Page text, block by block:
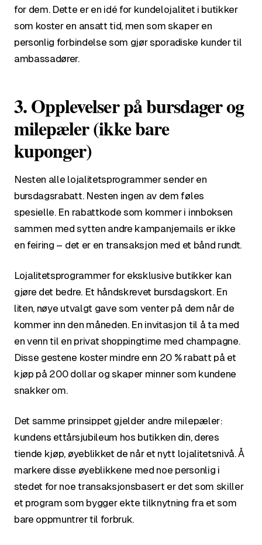
for dem. Dette er en idé for kundelojalitet i butikker
som koster en ansatt tid, men som skaper en
personlig forbindelse som gjør sporadiske kunder til
ambassadører.
3. Opplevelser på bursdager og
milepæler (ikke bare
kuponger)
Nesten alle lojalitetsprogrammer sender en
bursdagsrabatt. Nesten ingen av dem føles
spesielle. En rabattkode som kommer i innboksen
sammen med sytten andre kampanjemails er ikke
en feiring – det er en transaksjon med et bånd rundt.
Lojalitetsprogrammer for eksklusive butikker kan
gjøre det bedre. Et håndskrevet bursdagskort. En
liten, nøye utvalgt gave som venter på dem når de
kommer inn den måneden. En invitasjon til å ta med
en venn til en privat shoppingtime med champagne.
Disse gestene koster mindre enn 20 % rabatt på et
kjøp på 200 dollar og skaper minner som kundene
snakker om.
Det samme prinsippet gjelder andre milepæler:
kundens ettårsjubileum hos butikken din, deres
tiende kjøp, øyeblikket de når et nytt lojalitetsnivå. Å
markere disse øyeblikkene med noe personlig i
stedet for noe transaksjonsbasert er det som skiller
et program som bygger ekte tilknytning fra et som
bare oppmuntrer til forbruk.